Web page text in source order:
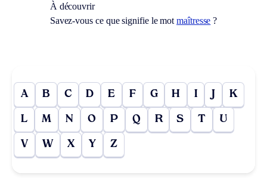
À découvrir
Savez-vous ce que signifie le motmaîtresse ?
A B C D E F G H I J K
L M N O P Q R S T U
V W X Y Z